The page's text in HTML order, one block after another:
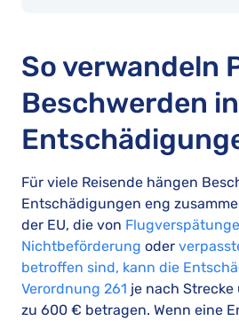
So verwandeln
Beschwerden in
Für viele Reisende hängen
Entschädigungen eng
der EU, die von
Nichtbeförderung oder
betroffen sind, kann die
Verordnung 261 je nach
zu 600 € betragen. Wenn eine